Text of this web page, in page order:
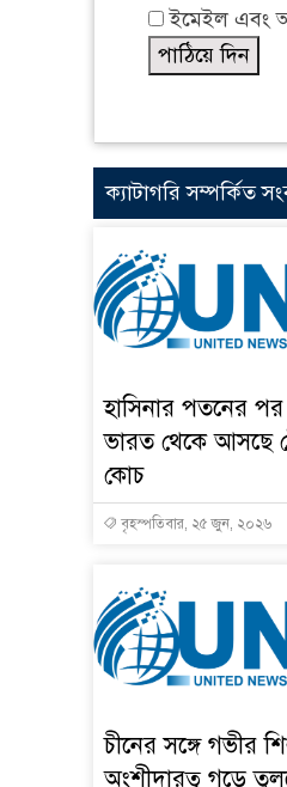
ইমেইল এবং
ক্যাটাগরি সম্পর্কিত
হাসিনার পতনের পর
ভারত থেকে আসছে
কোচ
বৃহস্পতিবার, ২৫ জুন, ২০২৬
চীনের সঙ্গে গভীর
অংশীদারত্ব গড়ে